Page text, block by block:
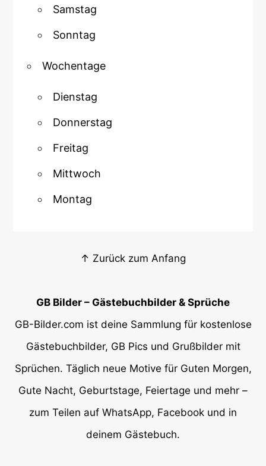
Samstag
Sonntag
Wochentage
Dienstag
Donnerstag
Freitag
Mittwoch
Montag
↑ Zurück zum Anfang
GB Bilder – Gästebuchbilder & Sprüche
GB-Bilder.com ist deine Sammlung für kostenlose
Gästebuchbilder, GB Pics und Grußbilder mit
Sprüchen. Täglich neue Motive für Guten Morgen,
Gute Nacht, Geburtstage, Feiertage und mehr –
zum Teilen auf WhatsApp, Facebook und in
deinem Gästebuch.